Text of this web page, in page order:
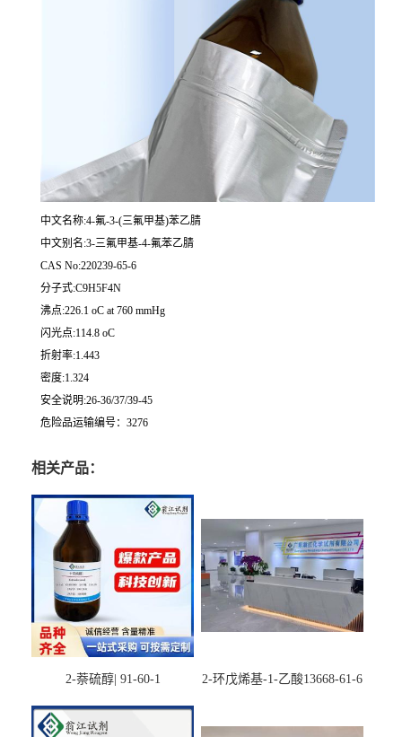
中文名称:4-氟-3-(三氟甲基)苯乙腈
中文别名:3-三氟甲基-4-氟苯乙腈
CAS No:220239-65-6
分子式:C9H5F4N
沸点:226.1 oC at 760 mmHg
闪光点:114.8 oC
折射率:1.443
密度:1.324
安全说明:26-36/37/39-45
危险品运输编号：3276
相关产品：
2-萘硫醇| 91-60-1 2-环戊烯基-1-乙酸13668-61-6